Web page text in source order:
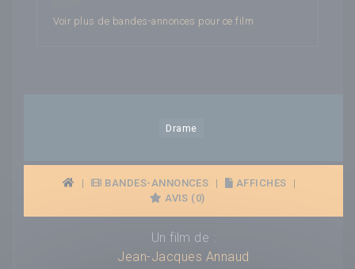
Voir plus de bandes-annonces pour ce film
Drame
| BANDES-ANNONCES | AFFICHES
|
AVIS (0)
Un film de :
Jean-Jacques Annaud